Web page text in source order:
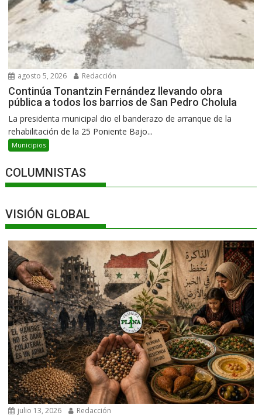
agosto 5, 2026 Redacción
Continúa Tonantzin Fernández llevando obra
pública a todos los barrios de San Pedro Cholula
La presidenta municipal dio el banderazo de arranque de la
rehabilitación de la 25 Poniente Bajo...
Municipios
COLUMNISTAS
VISIÓN GLOBAL
julio 13, 2026 Redacción